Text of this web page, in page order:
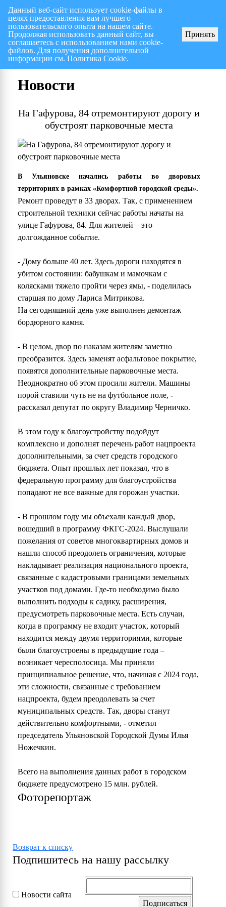
Перспективный план работ на I полугодие 2026 г.
Новости
На Гафурова, 84 отремонтируют дорогу и
обустроят парковочные места
В Ульяновске начались работы во дворовых
территориях в рамках «Комфортной городской среды».
Ремонт проведут в 33 дворах. Так, с применением
строительной техники сейчас работы начаты на
улице Гафурова, 84. Для жителей – это
долгожданное событие.
- Дому больше 40 лет. Здесь дороги находятся в
убитом состоянии: бабушкам и мамочкам с
колясками тяжело пройти через ямы, - поделилась
старшая по дому Лариса Митрикова.
На сегодняшний день уже выполнен демонтаж
бордюрного камня.
- В целом, двор по наказам жителям заметно
преобразится. Здесь заменят асфальтовое покрытие,
появятся дополнительные парковочные места.
Неоднократно об этом просили жители. Машины
порой ставили чуть не на футбольное поле, -
рассказал депутат по округу Владимир Черничко.
В этом году к благоустройству подойдут
комплексно и дополнят перечень работ нацпроекта
дополнительными, за счет средств городского
бюджета. Опыт прошлых лет показал, что в
федеральную программу для благоустройства
попадают не все важные для горожан участки.
- В прошлом году мы объехали каждый двор,
вошедший в программу ФКГС-2024. Выслушали
пожелания от советов многоквартирных домов и
нашли способ преодолеть ограничения, которые
накладывает реализация национального проекта,
связанные с кадастровыми границами земельных
участков под домами. Где-то необходимо было
выполнить подходы к садику, расширения,
предусмотреть парковочные места. Есть случаи,
когда в программу не входит участок, который
находится между двумя территориями, которые
были благоустроены в предыдущие года –
возникает чересполосица. Мы приняли
принципиальное решение, что, начиная с 2024 года,
эти сложности, связанные с требованием
нацпроекта, будем преодолевать за счет
муниципальных средств. Так, дворы станут
действительно комфортными, - отметил
председатель Ульяновской Городской Думы Илья
Ножечкин.
Всего на выполнения данных работ в городском
бюджете предусмотрено 15 млн. рублей.
Фоторепортаж
Возврат к списку
Подпишитесь на нашу рассылку
Новости сайта
Данный веб-сайт использует cookie-файлы в
целях предоставления вам лучшего
пользовательского опыта на нашем сайте.
Продолжая использовать данный сайт, вы
соглашаетесь с использованием нами cookie-
файлов. Для получения дополнительной
информации см.Политика Cookie.
Принять